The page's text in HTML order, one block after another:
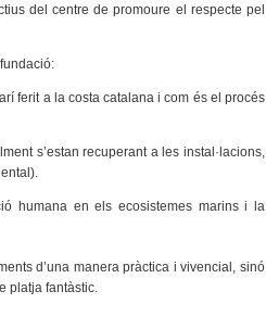
del centre de promoure el respecte pel
ferit a la costa catalana i com és el procés
s’estan recuperant a les instal·lacions,
humana en els ecosistemes marins i la
d’una manera pràctica i vivencial, sinó
platja fantàstic.